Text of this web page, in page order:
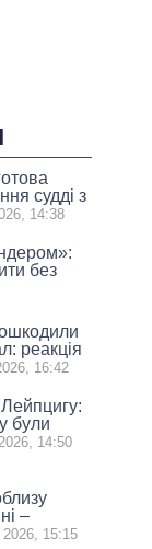
судді з
14:38
без
реакція
16:42
були
14:50
–
15:15